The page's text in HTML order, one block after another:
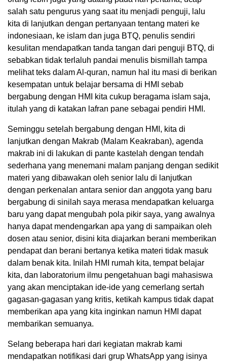
salah satu pengurus yang saat itu menjadi penguji, lalu
kita di lanjutkan dengan pertanyaan tentang materi ke
indonesiaan, ke islam dan juga BTQ, penulis sendiri
kesulitan mendapatkan tanda tangan dari penguji BTQ, di
sebabkan tidak terlaluh pandai menulis bismillah tampa
melihat teks dalam Al-quran, namun hal itu masi di berikan
kesempatan untuk belajar bersama di HMI sebab
bergabung dengan HMI kita cukup beragama islam saja,
itulah yang di katakan lafran pane sebagai pendiri HMI.
Seminggu setelah bergabung dengan HMI, kita di
lanjutkan dengan Makrab (Malam Keakraban), agenda
makrab ini di lakukan di pante kastelah dengan tendah
sederhana yang menemani malam panjang dengan sedikit
materi yang dibawakan oleh senior lalu di lanjutkan
dengan perkenalan antara senior dan anggota yang baru
bergabung di sinilah saya merasa mendapatkan keluarga
baru yang dapat mengubah pola pikir saya, yang awalnya
hanya dapat mendengarkan apa yang di sampaikan oleh
dosen atau senior, disini kita diajarkan berani memberikan
pendapat dan berani bertanya ketika materi tidak masuk
dalam benak kita. Inilah HMI rumah kita, tempat belajar
kita, dan laboratorium ilmu pengetahuan bagi mahasiswa
yang akan menciptakan ide-ide yang cemerlang sertah
gagasan-gagasan yang kritis, ketikah kampus tidak dapat
memberikan apa yang kita inginkan namun HMI dapat
membarikan semuanya.
Selang beberapa hari dari kegiatan makrab kami
mendapatkan notifikasi dari grup WhatsApp yang isinya